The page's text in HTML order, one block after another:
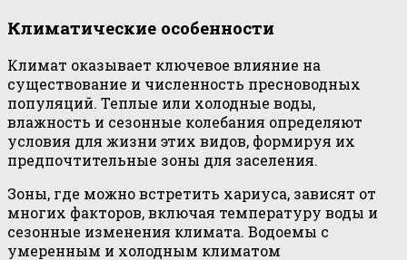
Климатические особенности
Климат оказывает ключевое влияние на
существование и численность пресноводных
популяций. Теплые или холодные воды,
влажность и сезонные колебания определяют
условия для жизни этих видов, формируя их
предпочтительные зоны для заселения.
Зоны, где можно встретить хариуса, зависят от
многих факторов, включая температуру воды и
сезонные изменения климата. Водоемы с
умеренным и холодным климатом